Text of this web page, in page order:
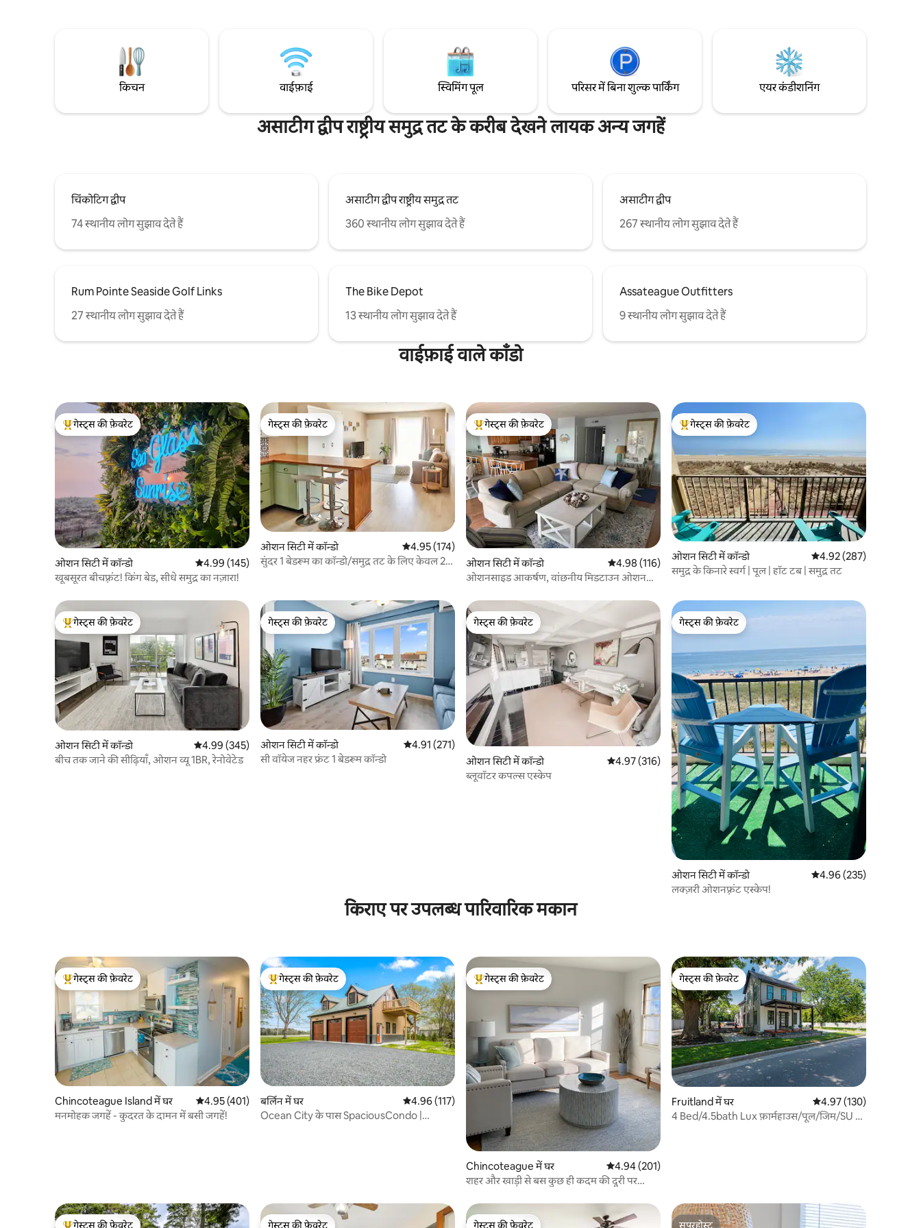
मील की दूरी पर स्थित है। .5 मील के भीतर 3 कोर्स। हर
मेहमान के लिए तौलिए और चादरें।
पेश करना है!
हमने हर बारीकी का ध्यान रखा है, ताकि आपको
तरोताज़ा महसूस हो।
शांत रहने के लिए पूरी तरह से सुसज्जित है:)
किचन वाईफ़ाई स्विमिंग पूल परिसर में बिना शुल्क पार्किंग एयर कंडीशनिंग
असाटीग द्वीप राष्ट्रीय समुद्र तट के करीब देखने लायक अन्य जगहें
चिंकोटिग द्वीप
74 स्थानीय लोग सुझाव देते हैं
असाटीग द्वीप राष्ट्रीय समुद्र तट
360 स्थानीय लोग सुझाव देते हैं
असाटीग द्वीप
267 स्थानीय लोग सुझाव देते हैं
Rum Pointe Seaside Golf Links
27 स्थानीय लोग सुझाव देते हैं
The Bike Depot
13 स्थानीय लोग सुझाव देते हैं
Assateague Outfitters
9 स्थानीय लोग सुझाव देते हैं
वाईफ़ाई वाले काँडो
गेस्ट्स का टॉप फ़ेवरेट
गेस्ट्स की फ़ेवरेट
ओशन सिटी में कॉन्डो औसत रेटिंग 5 में से 4.99, 145 समीक्षाएँ
4.99 (145)
खूबसूरत बीचफ़्रंट! किंग बेड, सीधे समुद्र का नज़ारा!
गेस्ट्स की फ़ेवरेट
गेस्ट्स की फ़ेवरेट
ओशन सिटी में कॉन्डो औसत रेटिंग 5 में से 4.95, 174 समीक्षाएँ
4.95 (174)
सुंदर 1 बेडरूम का कॉन्डो/समुद्र तट के लिए केवल 2
गेस्ट्स का टॉप फ़ेवरेट
गेस्ट्स की फ़ेवरेट
ओशन सिटी में कॉन्डो औसत रेटिंग 5 में से 4.98, 116 समीक्षाएँ
4.98 (116)
ओशनसाइड आकर्षण, वांछनीय मिडटाउन ओशन
गेस्ट्स का टॉप फ़ेवरेट
गेस्ट्स की फ़ेवरेट
ओशन सिटी में कॉन्डो औसत रेटिंग 5 में से 4.92,
4.92 (287)
समुद्र के किनारे स्वर्ग | पूल | हॉट टब | समुद्र तट
गेस्ट्स का टॉप फ़ेवरेट
गेस्ट्स की फ़ेवरेट
ओशन सिटी में कॉन्डो औसत रेटिंग 5 में से 4.99, 345 समीक्षाएँ
4.99 (345)
बीच तक जाने की सीढ़ियाँ, ओशन व्यू 1BR, रेनोवेटेड
गेस्ट्स की फ़ेवरेट
गेस्ट्स की फ़ेवरेट
ओशन सिटी में कॉन्डो औसत रेटिंग 5 में से 4.91, 271 समीक्षाएँ
4.91 (271)
सी वॉयेज नहर फ्रंट 1 बेडरूम कॉन्डो
गेस्ट्स की फ़ेवरेट
गेस्ट्स की फ़ेवरेट
ओशन सिटी में कॉन्डो औसत रेटिंग 5 में से 4.97, 316 समीक्षाएँ
4.97 (316)
ब्लूवॉटर कपल्स एस्केप
गेस्ट्स की फ़ेवरेट
गेस्ट्स की फ़ेवरेट
ओशन सिटी में कॉन्डो औसत रेटिंग 5 में से 4.96,
4.96 (235)
लक्ज़री ओशनफ़्रंट एस्केप!
किराए पर उपलब्ध पारिवारिक मकान
गेस्ट्स का टॉप फ़ेवरेट
गेस्ट्स की फ़ेवरेट
Chincoteague Island में घर औसत रेटिंग 5 में से 4.95, 401 समीक्षाएँ
4.95 (401)
मनमोहक जगहें - कुदरत के दामन में बसी जगहें!
गेस्ट्स का टॉप फ़ेवरेट
गेस्ट्स की फ़ेवरेट
बर्लिन में घर औसत रेटिंग 5 में से 4.96, 117 समीक्षाएँ
4.96 (117)
Ocean City के पास SpaciousCondo |
गेस्ट्स का टॉप फ़ेवरेट
गेस्ट्स की फ़ेवरेट
Chincoteague में घर औसत रेटिंग 5 में से 4.94, 201 समीक्षाएँ
4.94 (201)
शहर और खाड़ी से बस कुछ ही कदम की दूरी पर
गेस्ट्स की फ़ेवरेट
गेस्ट्स की फ़ेवरेट
Fruitland में घर औसत रेटिंग 5 में से 4.97,
4.97 (130)
4 Bed/4.5bath Lux फ़ार्महाउस/पूल/जिम/SU से
गेस्ट्स की फ़ेवरेट गेस्ट्स की फ़ेवरेट गेस्ट्स की फ़ेवरेट सुपरहोस्ट